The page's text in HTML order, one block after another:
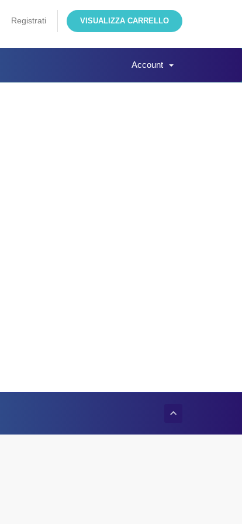
Registrati VISUALIZZA CARRELLO
Account